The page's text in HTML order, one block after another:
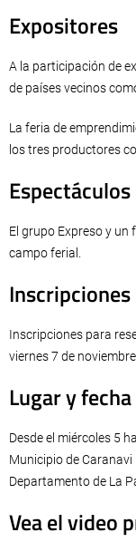
Expositores
A la participación de
de países vecinos
La feria de
los tres productores
Espectáculos
El grupo Expreso y un
campo ferial.
Inscripciones para
viernes 7 de noviembre.
Lugar y fecha
Desde el miércoles 5
Municipio de Caranavi
Departamento de La
Vea el video